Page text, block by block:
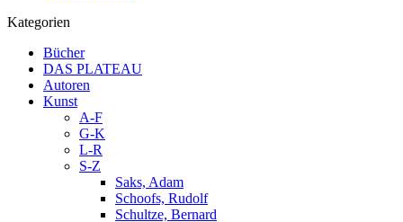
Kategorien
Bücher
DAS PLATEAU
Autoren
Kunst
A-F
G-K
L-R
S-Z
Saks, Adam
Schoofs, Rudolf
Schultze, Bernard